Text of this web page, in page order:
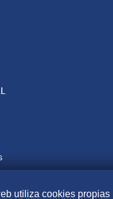
utiliza cookies propias